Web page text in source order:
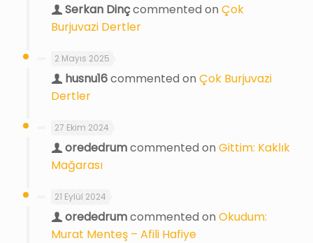
Serkan Dinçcommented on Çok
Burjuvazi Dertler
2 Mayıs 2025
husnu16commented on Çok Burjuvazi
Dertler
27 Ekim 2024
orededrumcommented on Gittim: Kaklık
Mağarası
21 Eylül 2024
orededrumcommented on Okudum:
Murat Menteş – Afili Hafiye